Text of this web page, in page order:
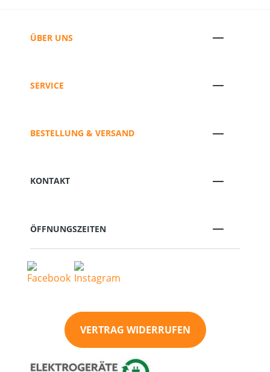
ÜBER UNS
SERVICE
BESTELLUNG & VERSAND
KONTAKT
ÖFFNUNGSZEITEN
VERTRAG WIDERRUFEN